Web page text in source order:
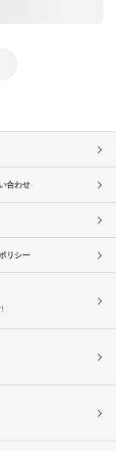
合わせ
リシー